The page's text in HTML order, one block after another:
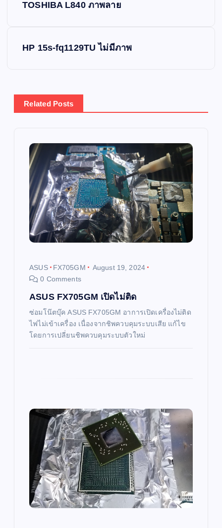
n
a
TOSHIBA L840 ภาพลาย
HP 15s-fq1129TU ไม่มีภาพ
Related Posts
ASUS FX705GM
August 19, 2024
0 Comments
ASUS FX705GM เปิดไม่ติด
ซ่อมโน๊ตบุ๊ค ASUS FX705GM อาการเปิดเครื่องไม่ติด
ไฟไม่เข้าเครื่อง เนื่องจากชิพควบคุมระบบเสีย แก้ไข
โดยการเปลี่ยนชิพควบคุมระบบตัวใหม่